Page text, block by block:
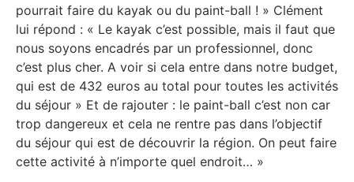
pourrait faire du kayak ou du paint-ball ! » Clément
lui répond : « Le kayak c’est possible, mais il faut que
nous soyons encadrés par un professionnel, donc
c’est plus cher. A voir si cela entre dans notre budget,
qui est de 432 euros au total pour toutes les activités
du séjour » Et de rajouter : le paint-ball c’est non car
trop dangereux et cela ne rentre pas dans l’objectif
du séjour qui est de découvrir la région. On peut faire
cette activité à n’importe quel endroit… »